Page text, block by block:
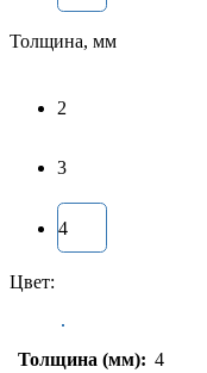
Толщина, мм
2
3
4
Цвет:
Толщина (мм): 4